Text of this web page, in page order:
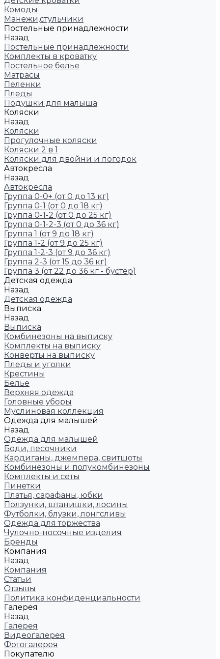
Комоды
Манежи,стульчики
Постельные принадлежности
Назад
Постельные принадлежности
Комплекты в кроватку
Постельное белье
Матрасы
Пеленки
Пледы
Подушки для малыша
Коляски
Назад
Коляски
Прогулочные коляски
Коляски 2 в 1
Коляски для двойни и погодок
Автокресла
Назад
Автокресла
Группа 0-0+ (от 0 до 13 кг)
Группа 0-1 (от 0 до 18 кг)
Группа 0-1-2 (от 0 до 25 кг)
Группа 0-1-2-3 (от 0 до 36 кг)
Группа 1 (от 9 до 18 кг)
Группа 1-2 (от 9 до 25 кг)
Группа 1-2-3 (от 9 до 36 кг)
Группа 2-3 (от 15 до 36 кг)
Группа 3 (от 22 до 36 кг - бустер)
Детская одежда
Назад
Детская одежда
Выписка
Назад
Выписка
Комбинезоны на выписку
Комплекты на выписку
Конверты на выписку
Пледы и уголки
Крестины
Белье
Верхняя одежда
Головные уборы
Муслиновая коллекция
Одежда для малышей
Назад
Одежда для малышей
Боди, песочники
Кардиганы, джемпера, свитшоты
Комбинезоны и полукомбинезоны
Комплекты и сеты
Пинетки
Платья, сарафаны, юбки
Ползунки, штанишки, лосины
Футболки, блузки, лонгсливы
Одежда для торжества
Чулочно-носочные изделия
Бренды
Компания
Назад
Компания
Статьи
Отзывы
Политика конфиденциальности
Галерея
Назад
Галерея
Видеогалерея
Фотогалерея
Покупателю